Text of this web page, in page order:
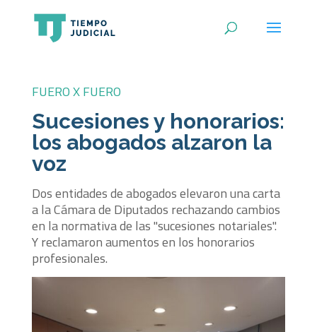
FUERO X FUERO
Sucesiones y honorarios:
los abogados alzaron la
voz
Dos entidades de abogados elevaron una carta
a la Cámara de Diputados rechazando cambios
en la normativa de las "sucesiones notariales".
Y reclamaron aumentos en los honorarios
profesionales.